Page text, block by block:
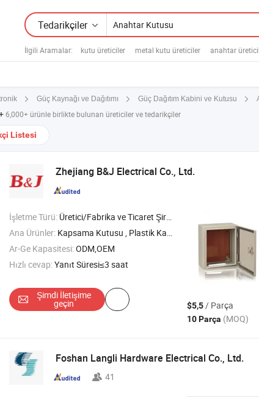
Tedarikçiler
İlgili Aramalar: kutu üreticiler metal kutu üreticiler anahtar
Güç Kaynağı ve Dağıtımı Güç Dağıtım Kabini ve Kutusu
6,000+ ürünle birlikte bulunan üreticiler ve tedarikçiler
Listesi
Zhejiang B&J Electrical Co., Ltd.
İşletme Türü: Üretici/Fabrika ve Ticaret Şirketi
Ana Ürünler: Kapsama Kutusu , Plastik Kavşak Kapsaması , Endüstriyel Kabin , Elektrik Kutusu , Kavşak Kutusu
Ar-Ge Kapasitesi:ODM,OEM
Hızlı cevap:Yanıt Süresi≤3 saat
Şimdi İletişime
geçin $5,5/ Parça
10 Parça (MOQ)
Foshan Langli Hardware Electrical Co., Ltd.
41